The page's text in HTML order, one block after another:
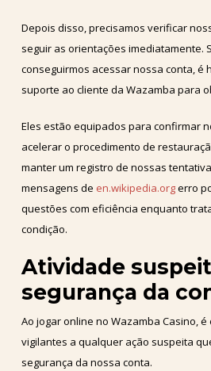
Depois disso, precisamos verificar
seguir as orientações imediatamente.
conseguirmos acessar nossa conta, é
suporte ao cliente da Wazamba para
Eles estão equipados para confirmar
acelerar o procedimento de
manter um registro de nossas
mensagens de en.wikipedia.orgerro
questões com eficiência enquanto
condição.
Atividade
segurança da
Ao jogar online no Wazamba Casino,
vigilantes a qualquer ação suspeita
segurança da nossa conta.